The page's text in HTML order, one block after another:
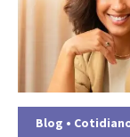
Blog •